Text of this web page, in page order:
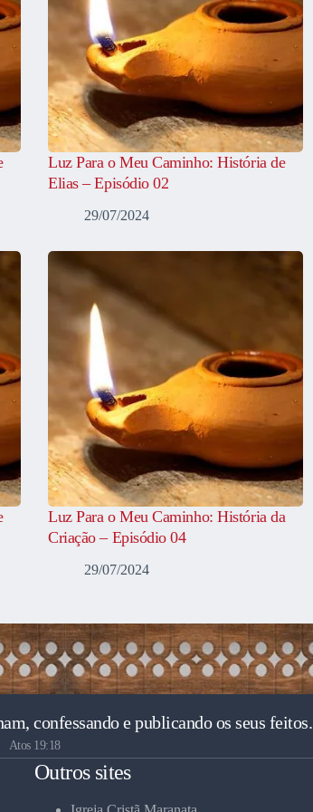
Luz Para o Meu Caminho: História de
Elias – Episódio 02
29/07/2024
Luz Para o Meu Caminho: História da
Criação – Episódio 04
29/07/2024
confessando e publicando os seus feitos.
Atos 19:18
Outros sites